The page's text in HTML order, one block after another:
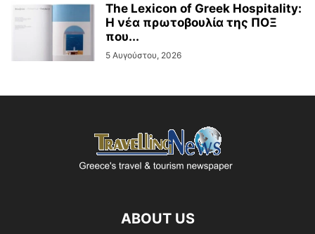
The Lexicon of Greek Hospitality:
Η νέα πρωτοβουλία της ΠΟΞ
που...
5 Αυγούστου, 2026
ABOUT US